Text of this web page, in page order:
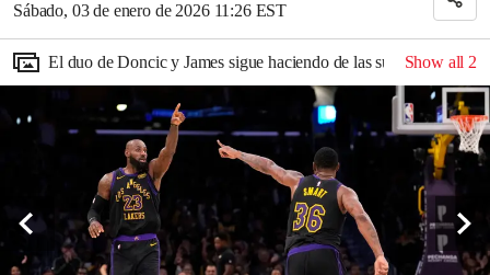
Sábado, 03 de enero de 2026 11:26 EST
El duo de Doncic y James sigue haciendo de las suyas enShow all 2